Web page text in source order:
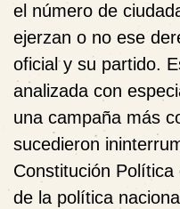
el número de
ejerzan o no ese
oficial y su partido.
analizada con
una campaña más
sucedieron
Constitución
de la política